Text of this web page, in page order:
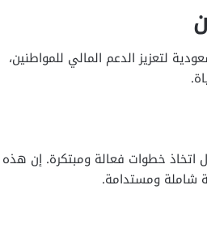
لتعزيز الدعم المالي للمواطنين،
اتخاذ خطوات فعالة ومبتكرة. إن هذه